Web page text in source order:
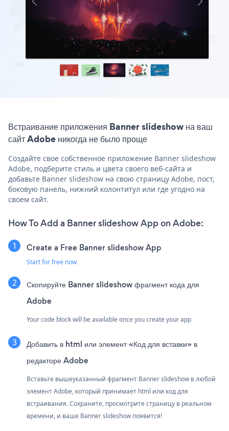
Встраивание приложения Banner slideshow на ваш
сайт Adobe никогда не было проще
Создайте свое собственное приложение Banner slideshow
Adobe, подберите стиль и цвета своего веб-сайта и
добавьте Banner slideshow на свою страницу Adobe, пост,
боковую панель, нижний колонтитул или где угодно на
своем сайт.
How To Add a Banner slideshow App on Adobe:
Create a Free Banner slideshow App
Start for free now
Скопируйте Banner slideshow фрагмент кода для
Adobe
Your code block will be available once you create your app
Добавить в html или элемент «Код для вставки» в
редакторе Adobe
Вставьте вышеуказанный фрагмент Banner slideshow в любой
элемент Adobe, который принимает html или код для
встраивания. Сохраните, просмотрите страницу в реальном
времени, и ваше Banner slideshow появится!